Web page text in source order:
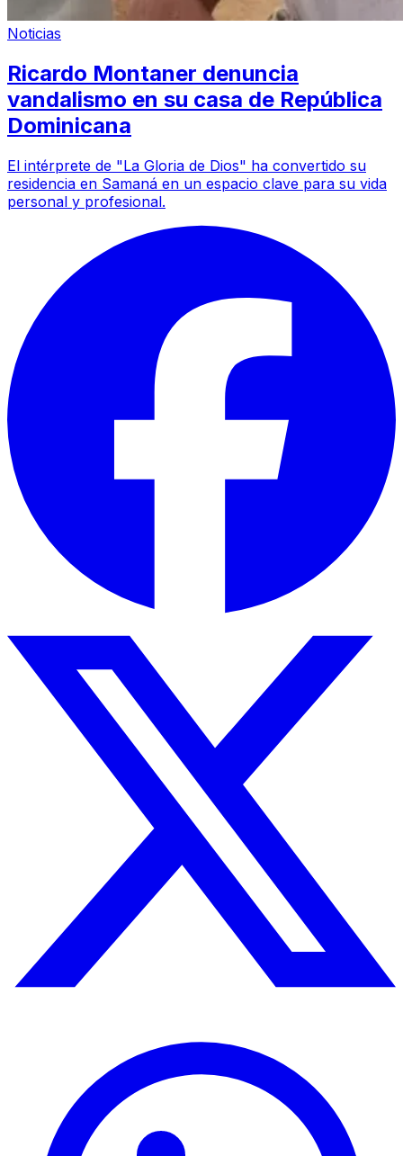
Noticias
Ricardo Montaner denuncia
vandalismo en su casa de República
Dominicana
El intérprete de "La Gloria de Dios" ha convertido su
residencia en Samaná en un espacio clave para su vida
personal y profesional.